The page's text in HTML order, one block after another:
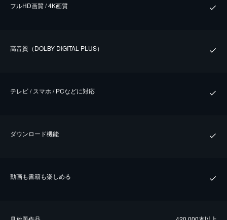
フルHD画質 / 4K画質
⾼⾳質（DOLBY DIGITAL PLUS）
テレビ / スマホ / PCなどに対応
ダウンロード機能
動画も書籍も楽しめる